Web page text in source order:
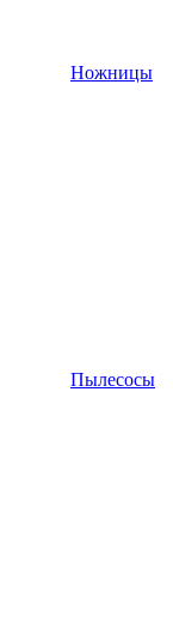
Ножницы
Пылесосы